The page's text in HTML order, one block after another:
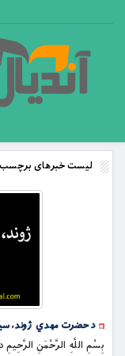
لیست خبرهای
د حضرت مهدي ژوند،
بِسْمِ اللَّهِ الرَّحْمَنِ